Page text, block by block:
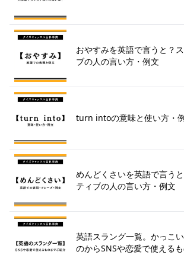
おやすみを英語で言うと？
ブの人の言い方・例文
turn intoの意味と使い方・
めんどくさいを英語で言う
ティブの人の言い方・例文
英語スラング一覧。かっこ
のからSNSや恋愛で使える